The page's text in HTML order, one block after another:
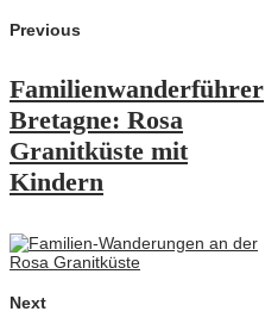
Previous
Familienwanderführer
Bretagne: Rosa
Granitküste mit
Kindern
Next